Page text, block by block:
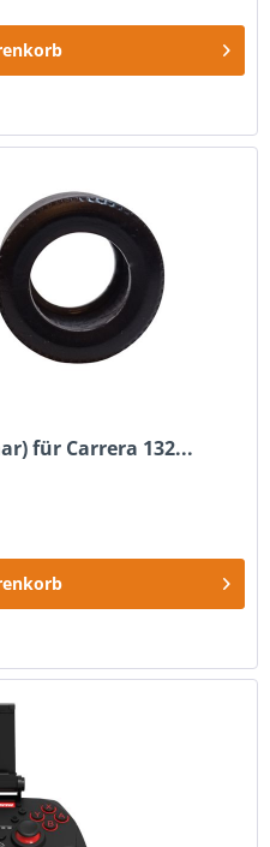
für Carrera 132...